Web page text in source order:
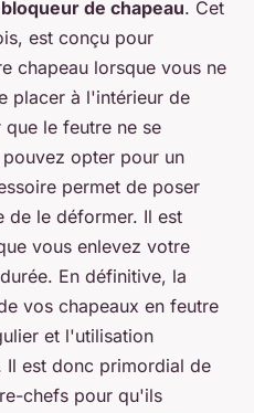
bloqueur de chapeau. Cet
est conçu pour
chapeau lorsque vous ne
placer à l'intérieur de
le feutre ne se
opter pour un
permet de poser
de le déformer. Il est
vous enlevez votre
En définitive, la
vos chapeaux en feutre
et l'utilisation
est donc primordial de
chefs pour qu'ils